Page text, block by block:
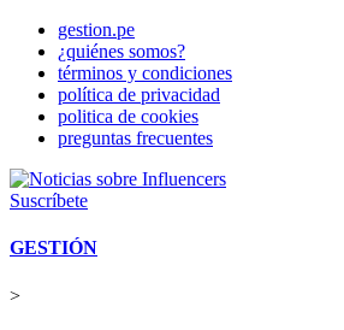
gestion.pe
¿quiénes somos?
términos y condiciones
política de privacidad
politica de cookies
preguntas frecuentes
Suscríbete
GESTIÓN
>